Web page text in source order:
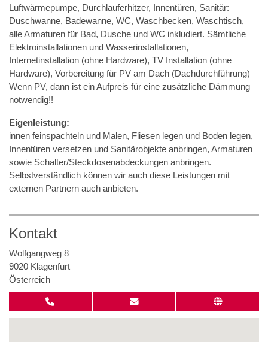
Luftwärmepumpe, Durchlauferhitzer, Innentüren, Sanitär:
Duschwanne, Badewanne, WC, Waschbecken, Waschtisch,
alle Armaturen für Bad, Dusche und WC inkludiert. Sämtliche
Elektroinstallationen und Wasserinstallationen,
Internetinstallation (ohne Hardware), TV Installation (ohne
Hardware), Vorbereitung für PV am Dach (Dachdurchführung)
Wenn PV, dann ist ein Aufpreis für eine zusätzliche Dämmung
notwendig!!
Eigenleistung:
innen feinspachteln und Malen, Fliesen legen und Boden legen,
Innentüren versetzen und Sanitärobjekte anbringen, Armaturen
sowie Schalter/Steckdosenabdeckungen anbringen.
Selbstverständlich können wir auch diese Leistungen mit
externen Partnern auch anbieten.
Kontakt
Wolfgangweg 8
9020 Klagenfurt
Österreich